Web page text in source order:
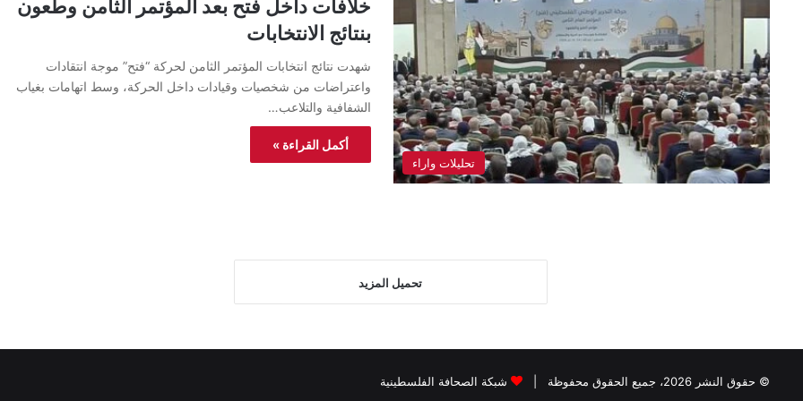
تحليلات واراء
خلافات داخل فتح بعد المؤتمر الثامن وطعون
بنتائج الانتخابات
شهدت نتائج انتخابات المؤتمر الثامن لحركة “فتح” موجة انتقادات
واعتراضات من شخصيات وقيادات داخل الحركة، وسط اتهامات بغياب
الشفافية والتلاعب…
أكمل القراءة »
تحميل المزيد
© حقوق النشر 2026، جميع الحقوق محفوظة | شبكة الصحافة الفلسطينية